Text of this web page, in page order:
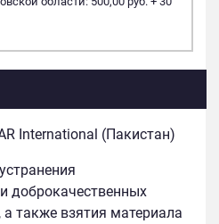
International (Пакистан)
доброкачественных
также взятия материала